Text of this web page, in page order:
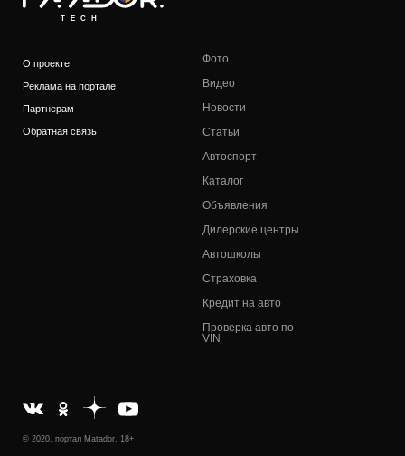
TECH
О проекте
Реклама на портале
Партнерам
Обратная связь
Фото
Видео
Новости
Статьи
Автоспорт
Каталог
Объявления
Дилерские центры
Автошколы
Страховка
Кредит на авто
Проверка авто по
VIN
© 2020, портал Matador, 18+